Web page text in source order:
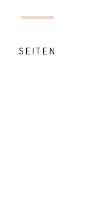
SEITEN